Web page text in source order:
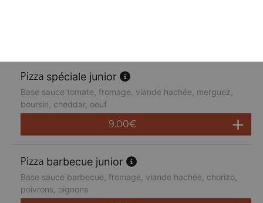
spéciale junior
Base sauce tomate, fromage, viande hachée, merguez,
boursin, cheddar, oeuf
9.00€
barbecue junior
Base sauce barbecue, fromage, viande hachée, chorizo,
poivrons, oignons